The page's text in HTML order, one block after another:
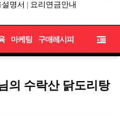
명서 | 요리연금안내
마케팅 구매레시피
의 수락산 닭도리탕